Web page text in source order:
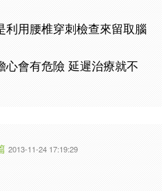
利用腰椎穿刺檢查來留取腦
心會有危險 延遲治療就不
2013-11-24 17:19:29